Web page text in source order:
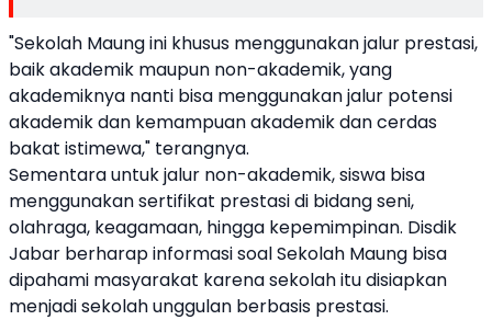
"Sekolah Maung ini khusus menggunakan jalur prestasi,
baik akademik maupun non-akademik, yang
akademiknya nanti bisa menggunakan jalur potensi
akademik dan kemampuan akademik dan cerdas
bakat istimewa," terangnya.
Sementara untuk jalur non-akademik, siswa bisa
menggunakan sertifikat prestasi di bidang seni,
olahraga, keagamaan, hingga kepemimpinan. Disdik
Jabar berharap informasi soal Sekolah Maung bisa
dipahami masyarakat karena sekolah itu disiapkan
menjadi sekolah unggulan berbasis prestasi.